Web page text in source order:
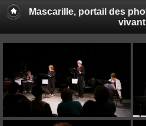
Mascarille, portail des
vivant